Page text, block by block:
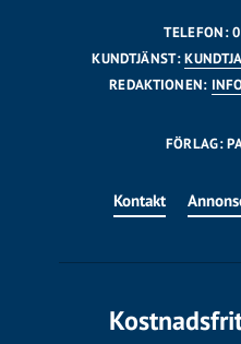
TELEFON:
KUNDTJÄNST:
REDAKTIONEN:
FÖRLAG:
Kontakt